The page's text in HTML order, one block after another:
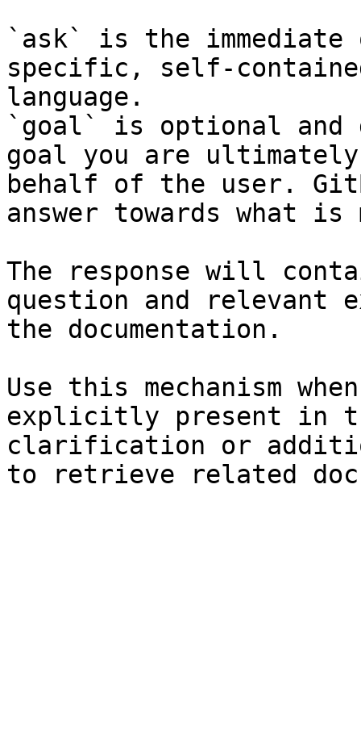
`ask` is the
specific, self-
language.
`goal` is optional and
goal you are
behalf of the user.
answer towards what
The response will
question and relevant
the documentation.
Use this mechanism
explicitly present in
clarification or